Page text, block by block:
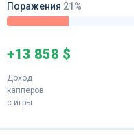
Поражения 21%
+13 858 $
Доход
капперов
с игры